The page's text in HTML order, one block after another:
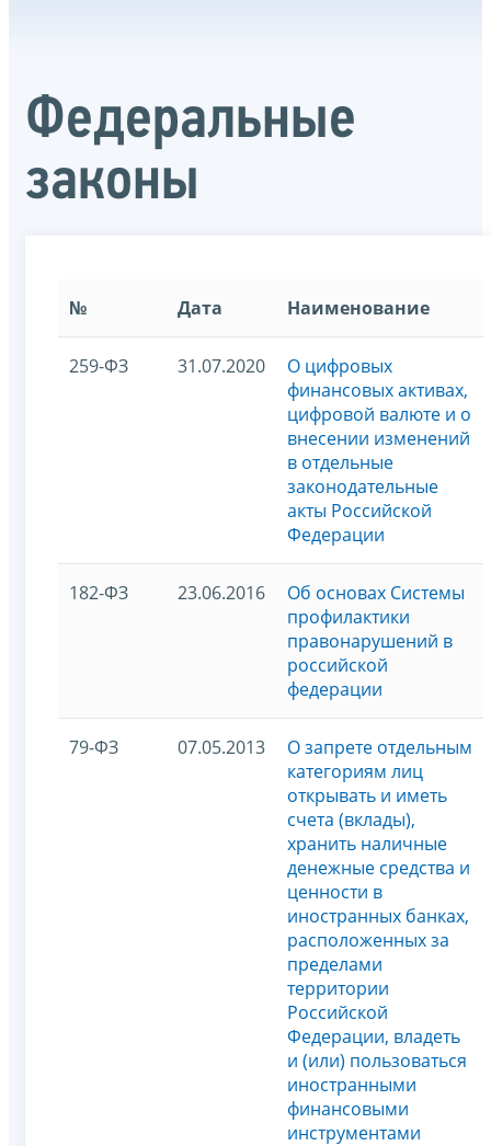
Федеральные
законы
№ Дата Наименование
259-ФЗ 31.07.2020
О цифровых
финансовых активах,
цифровой валюте и о
внесении изменений
в отдельные
законодательные
акты Российской
Федерации
182-ФЗ 23.06.2016
Об основах Системы
профилактики
правонарушений в
российской
федерации
79-ФЗ 07.05.2013
О запрете отдельным
категориям лиц
открывать и иметь
счета (вклады),
хранить наличные
денежные средства и
ценности в
иностранных банках,
расположенных за
пределами
территории
Российской
Федерации, владеть
и (или) пользоваться
иностранными
финансовыми
инструментами